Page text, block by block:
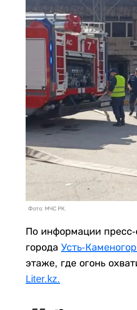
Фото: МЧС РК.
По информации
города Усть-
этаже, где огонь
Liter.kz.